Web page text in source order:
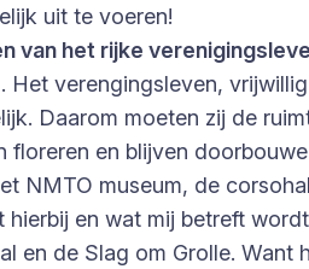
uit te voeren!
van het rijke
verengingsleven,
Daarom moeten zij de
en blijven
NMTO museum, de
en wat mij betreft
en de Slag om Grolle. Want